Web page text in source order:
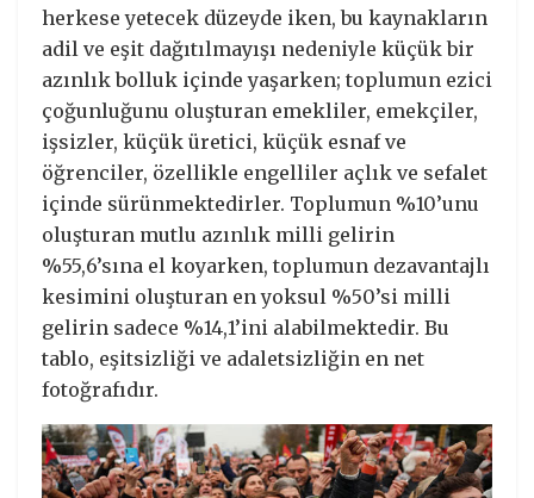
herkese yetecek düzeyde iken, bu kaynakların
adil ve eşit dağıtılmayışı nedeniyle küçük bir
azınlık bolluk içinde yaşarken; toplumun ezici
çoğunluğunu oluşturan emekliler, emekçiler,
işsizler, küçük üretici, küçük esnaf ve
öğrenciler, özellikle engelliler açlık ve sefalet
içinde sürünmektedirler. Toplumun %10’unu
oluşturan mutlu azınlık milli gelirin
%55,6’sına el koyarken, toplumun dezavantajlı
kesimini oluşturan en yoksul %50’si milli
gelirin sadece %14,1’ini alabilmektedir. Bu
tablo, eşitsizliği ve adaletsizliğin en net
fotoğrafıdır.